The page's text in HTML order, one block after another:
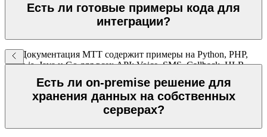
Стоимость — от 0,75 ₽ за запрос.
Есть ли готовые примеры кода для
интеграции?
Да. Документация МТТ содержит примеры на Python, PHP,
Node.js, Java и Go для всех API: Voice, SMS, Callback, HLR.
Тестовый доступ предоставляется сразу при регистрации.
Есть ли on-premise решение для
хранения данных на собственных
серверах?